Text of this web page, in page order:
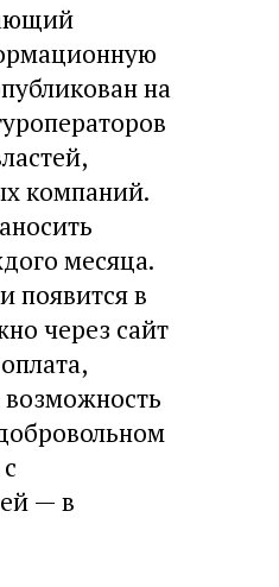
на
компаний.
месяца.
появится в
через сайт
— в